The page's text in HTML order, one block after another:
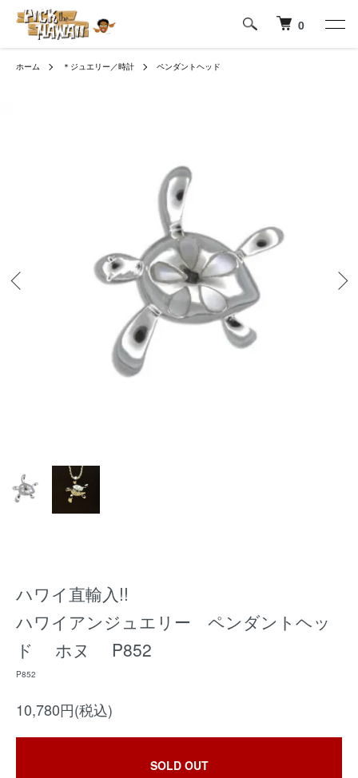
0
ホーム ＊ジュエリー／時計 ペンダントヘッド
ハワイ直輸入!!
ハワイアンジュエリー ペンダントヘッ
ド ホヌ P852
P852
10,780円(税込)
SOLD OUT